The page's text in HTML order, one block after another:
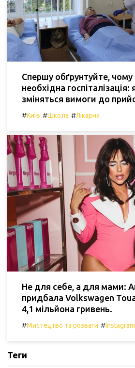
Спершу обґрунтуйте, чому
необхідна
зміняться вимоги до
#Київ #Школа #Лікарня
Не для себе, а для мами:
придбала Volkswagen
4,1 мільйона гривень.
#Мистецтво та розваги #Instagram
Теги